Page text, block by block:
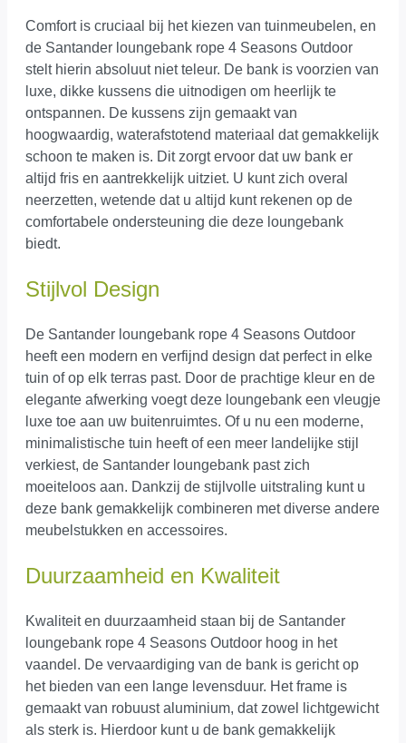
Comfort is cruciaal bij het kiezen van tuinmeubelen, en
de Santander loungebank rope 4 Seasons Outdoor
stelt hierin absoluut niet teleur. De bank is voorzien van
luxe, dikke kussens die uitnodigen om heerlijk te
ontspannen. De kussens zijn gemaakt van
hoogwaardig, waterafstotend materiaal dat gemakkelijk
schoon te maken is. Dit zorgt ervoor dat uw bank er
altijd fris en aantrekkelijk uitziet. U kunt zich overal
neerzetten, wetende dat u altijd kunt rekenen op de
comfortabele ondersteuning die deze loungebank
biedt.
Stijlvol Design
De Santander loungebank rope 4 Seasons Outdoor
heeft een modern en verfijnd design dat perfect in elke
tuin of op elk terras past. Door de prachtige kleur en de
elegante afwerking voegt deze loungebank een vleugje
luxe toe aan uw buitenruimtes. Of u nu een moderne,
minimalistische tuin heeft of een meer landelijke stijl
verkiest, de Santander loungebank past zich
moeiteloos aan. Dankzij de stijlvolle uitstraling kunt u
deze bank gemakkelijk combineren met diverse andere
meubelstukken en accessoires.
Duurzaamheid en Kwaliteit
Kwaliteit en duurzaamheid staan bij de Santander
loungebank rope 4 Seasons Outdoor hoog in het
vaandel. De vervaardiging van de bank is gericht op
het bieden van een lange levensduur. Het frame is
gemaakt van robuust aluminium, dat zowel lichtgewicht
als sterk is. Hierdoor kunt u de bank gemakkelijk